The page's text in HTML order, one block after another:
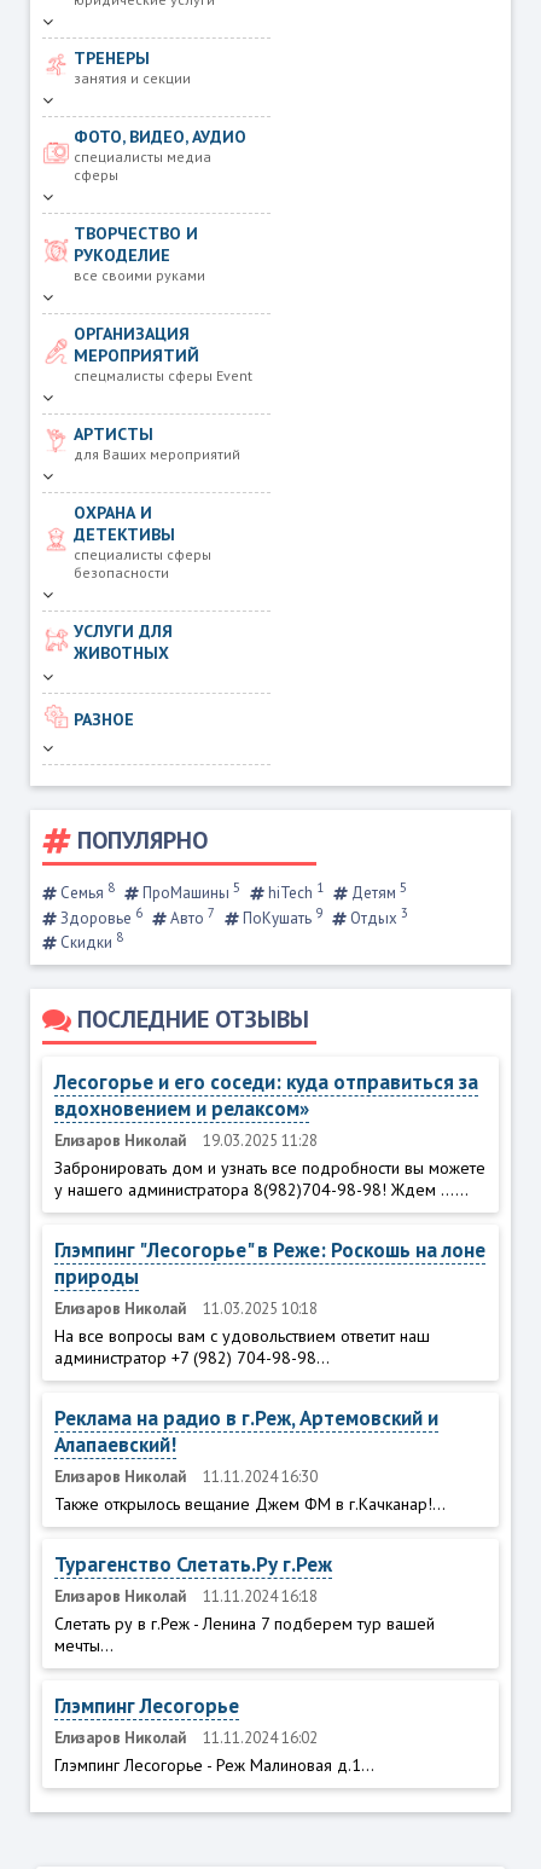
ТРЕНЕРЫ
занятия и секции
ФОТО, ВИДЕО, АУДИО
специалисты медиа
сферы
ТВОРЧЕСТВО И
РУКОДЕЛИЕ
все своими руками
ОРГАНИЗАЦИЯ
МЕРОПРИЯТИЙ
спецмалисты сферы Event
АРТИСТЫ
для Ваших мероприятий
ОХРАНА И
ДЕТЕКТИВЫ
специалисты сферы
безопасности
УСЛУГИ ДЛЯ
ЖИВОТНЫХ
РАЗНОЕ
ПОПУЛЯРНО
Семья 8 ПроМашины 5 hiTech 1 Детям 5
Здоровье 6 Авто 7 ПоКушать 9 Отдых 3
Скидки 8
ПОСЛЕДНИЕ ОТЗЫВЫ
Лесогорье и его соседи: куда отправиться за
вдохновением и релаксом»
Елизаров Николай 19.03.2025 11:28
Забронировать дом и узнать все подробности вы можете
у нашего администратора 8(982)704-98-98! Ждем ......
Глэмпинг "Лесогорье" в Реже: Роскошь на лоне
природы
Елизаров Николай 11.03.2025 10:18
На все вопросы вам с удовольствием ответит наш
администратор +7 (982) 704-98-98...
Реклама на радио в г.Реж, Артемовский и
Алапаевский!
Елизаров Николай 11.11.2024 16:30
Также открылось вещание Джем ФМ в г.Качканар!...
Турагенство Слетать.Ру г.Реж
Елизаров Николай 11.11.2024 16:18
Слетать ру в г.Реж - Ленина 7 подберем тур вашей
мечты...
Глэмпинг Лесогорье
Елизаров Николай 11.11.2024 16:02
Глэмпинг Лесогорье - Реж Малиновая д.1...